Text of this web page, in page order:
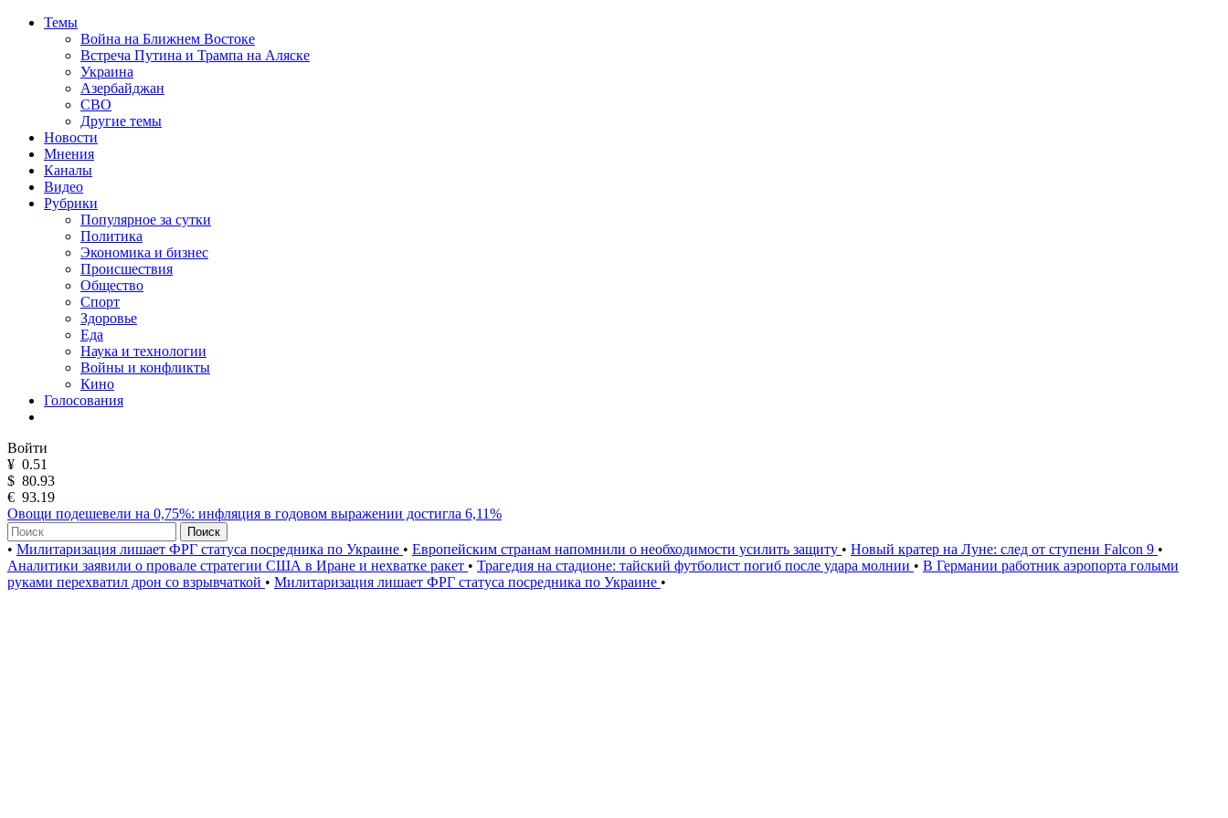
Темы
Война на Ближнем Востоке
Встреча Путина и Трампа на Аляске
Украина
Азербайджан
СВО
Другие темы
Новости
Мнения
Каналы
Видео
Рубрики
Популярное за сутки
Политика
Экономика и бизнес
Происшествия
Общество
Спорт
Здоровье
Еда
Наука и технологии
Войны и конфликты
Кино
Голосования
Войти
¥ 0.51
$ 80.93
€ 93.19
Овощи подешевели на 0,75%: инфляция в годовом выражении достигла 6,11%
Поиск
• Милитаризация лишает ФРГ статуса посредника по Украине • Европейским странам напомнили о необходимости усилить защиту • Новый кратер на Луне: след от ступени Falcon 9 •
Аналитики заявили о провале стратегии США в Иране и нехватке ракет • Трагедия на стадионе: тайский футболист погиб после удара молнии • В Германии работник аэропорта голыми
руками перехватил дрон со взрывчаткой • Милитаризация лишает ФРГ статуса посредника по Украине •